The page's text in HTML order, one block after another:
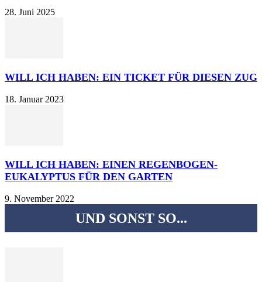
28. Juni 2025
WILL ICH HABEN: EIN TICKET FÜR DIESEN ZUG
18. Januar 2023
WILL ICH HABEN: EINEN REGENBOGEN-
EUKALYPTUS FÜR DEN GARTEN
9. November 2022
UND SONST SO...